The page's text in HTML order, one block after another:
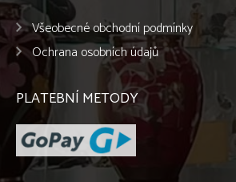
Všeobecné obchodní podmínky
Ochrana osobních údajů
PLATEBNÍ METODY